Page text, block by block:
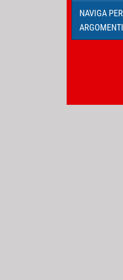
NAVIGA PER
ARGOMENTI